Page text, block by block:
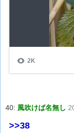
40: 風吹けば名無し
>>38